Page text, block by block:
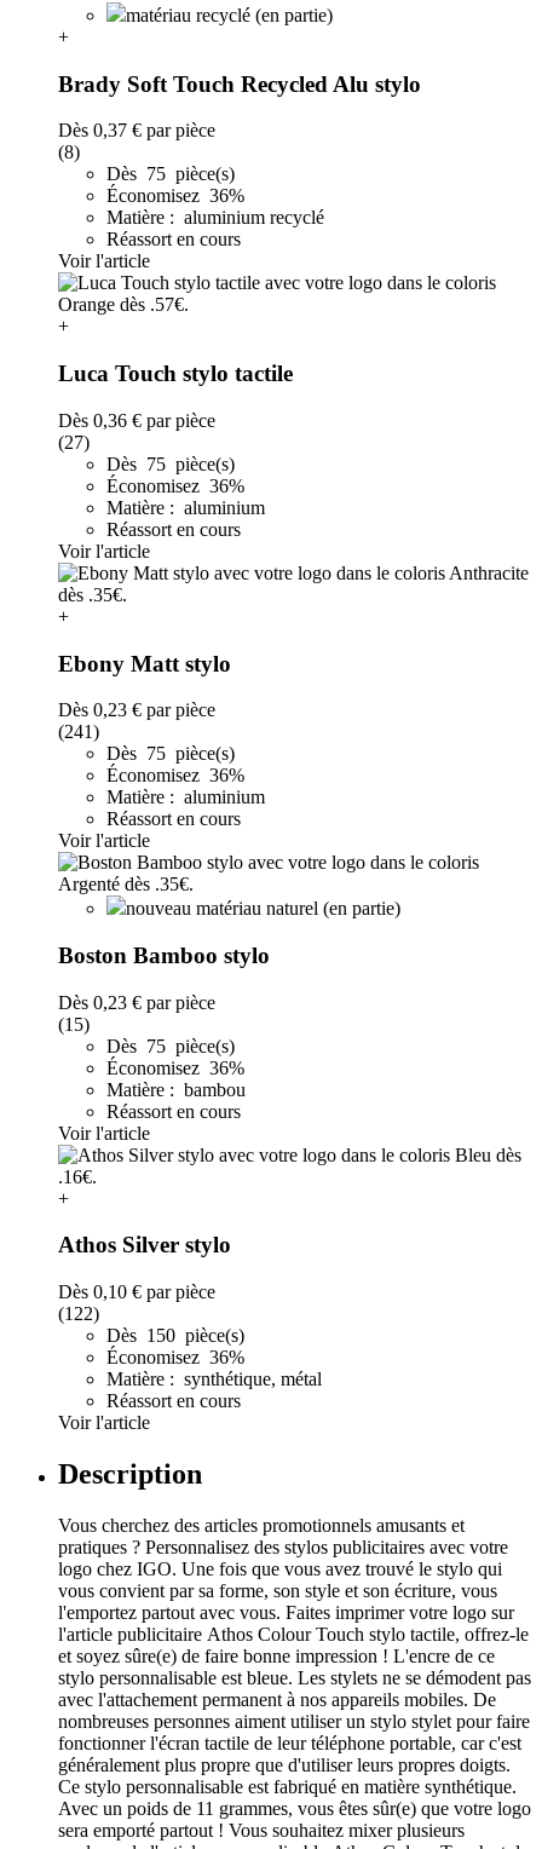
matériau recyclé (en partie)
+
Brady Soft Touch Recycled Alu stylo
Dès 0,37 € par pièce
(8)
Dès 75 pièce(s)
Économisez 36%
Matière : aluminium recyclé
Réassort en cours
Voir l'article
+
Luca Touch stylo tactile
Dès 0,36 € par pièce
(27)
Dès 75 pièce(s)
Économisez 36%
Matière : aluminium
Réassort en cours
Voir l'article
+
Ebony Matt stylo
Dès 0,23 € par pièce
(241)
Dès 75 pièce(s)
Économisez 36%
Matière : aluminium
Réassort en cours
Voir l'article
nouveau matériau naturel (en partie)
Boston Bamboo stylo
Dès 0,23 € par pièce
(15)
Dès 75 pièce(s)
Économisez 36%
Matière : bambou
Réassort en cours
Voir l'article
+
Athos Silver stylo
Dès 0,10 € par pièce
(122)
Dès 150 pièce(s)
Économisez 36%
Matière : synthétique, métal
Réassort en cours
Voir l'article
Description
Vous cherchez des articles promotionnels amusants et
pratiques ? Personnalisez des stylos publicitaires avec votre
logo chez IGO. Une fois que vous avez trouvé le stylo qui
vous convient par sa forme, son style et son écriture, vous
l'emportez partout avec vous. Faites imprimer votre logo sur
l'article publicitaire Athos Colour Touch stylo tactile, offrez-le
et soyez sûre(e) de faire bonne impression ! L'encre de ce
stylo personnalisable est bleue. Les stylets ne se démodent pas
avec l'attachement permanent à nos appareils mobiles. De
nombreuses personnes aiment utiliser un stylo stylet pour faire
fonctionner l'écran tactile de leur téléphone portable, car c'est
généralement plus propre que d'utiliser leurs propres doigts.
Ce stylo personnalisable est fabriqué en matière synthétique.
Avec un poids de 11 grammes, vous êtes sûr(e) que votre logo
sera emporté partout ! Vous souhaitez mixer plusieurs